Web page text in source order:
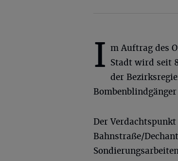
I m Auftrag des
Stadt wird seit
der
Der
Bahnstraße/